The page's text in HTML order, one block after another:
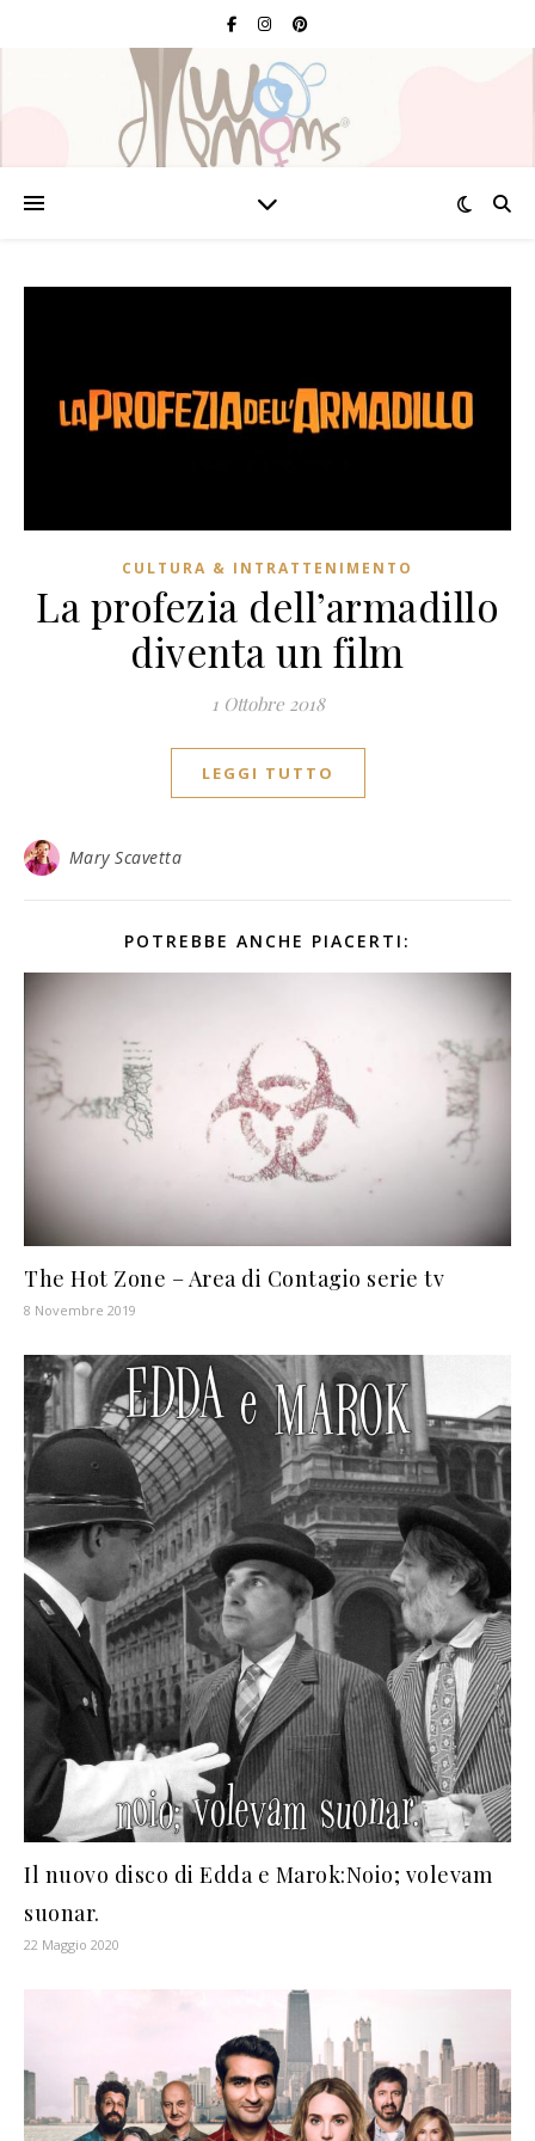
CULTURA & INTRATTENIMENTO
La profezia dell’armadillo
diventa un film
1 Ottobre 2018
LEGGI TUTTO
Mary Scavetta
POTREBBE ANCHE PIACERTI:
The Hot Zone – Area di Contagio serie tv
8 Novembre 2019
Il nuovo disco di Edda e Marok:Noio; volevam
suonar.
22 Maggio 2020